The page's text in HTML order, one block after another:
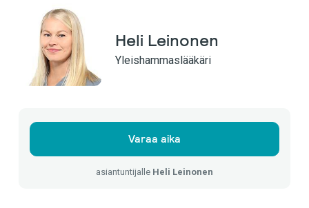
Heli Leinonen
Yleishammaslääkäri
Varaa aika
asiantuntijalle Heli Leinonen